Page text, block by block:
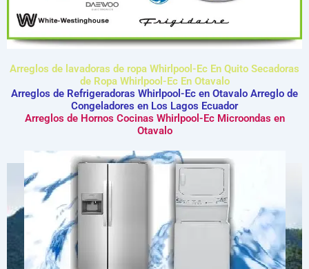
Arreglos de lavadoras de ropa Whirlpool-Ec En Quito Secadoras
de Ropa Whirlpool-Ec En Otavalo
Arreglos de Refrigeradoras Whirlpool-Ec en Otavalo Arreglo de
Congeladores en Los Lagos Ecuador
Arreglos de Hornos Cocinas Whirlpool-Ec Microondas en
Otavalo